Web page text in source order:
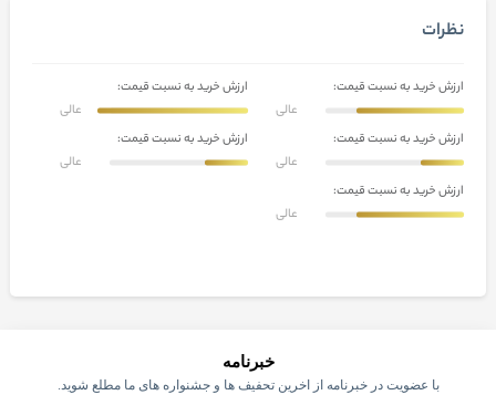
نظرات
ارزش خرید به نسبت قیمت:
عالی
ارزش خرید به نسبت قیمت:
عالی
ارزش خرید به نسبت قیمت:
عالی
ارزش خرید به نسبت قیمت:
عالی
ارزش خرید به نسبت قیمت:
عالی
خبرنامه
با عضویت در خبرنامه از اخرین تحفیف ها و جشنواره های ما مطلع شوید.